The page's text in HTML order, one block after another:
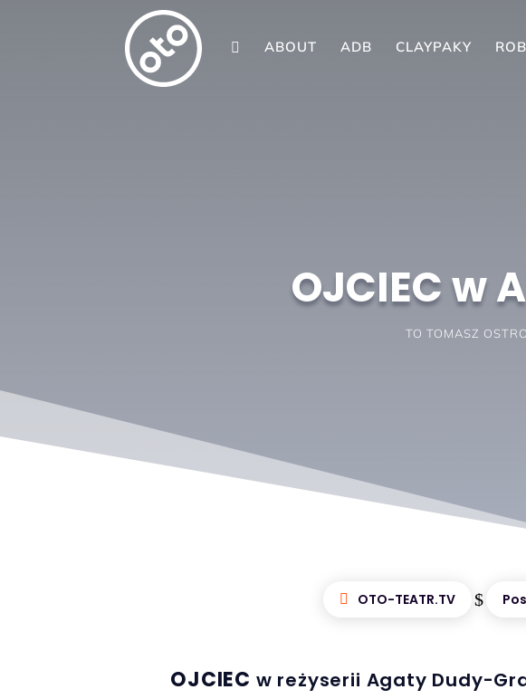
 ABOUT ADB CLAYPAKY
OJCIEC w
TO TOMASZ
OTO-TEATR.TV $
OJCIEC w reżyserii Agaty Dudy-